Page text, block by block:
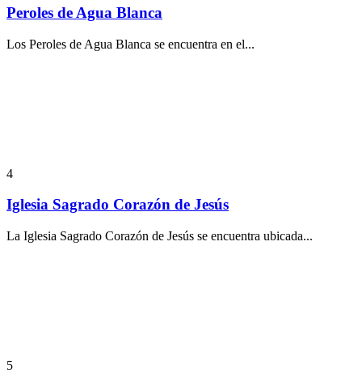
Peroles de Agua Blanca
Los Peroles de Agua Blanca se encuentra en el...
4
Iglesia Sagrado Corazón de Jesús
La Iglesia Sagrado Corazón de Jesús se encuentra ubicada...
5